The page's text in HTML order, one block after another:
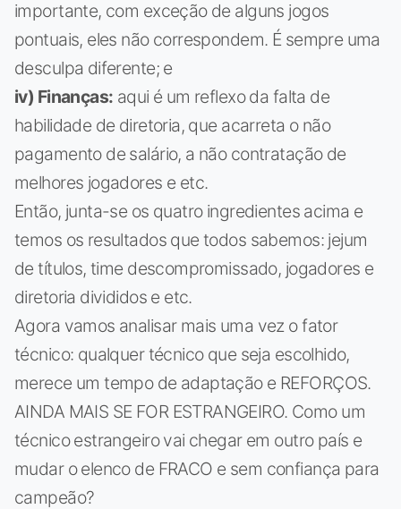
importante, com exceção de alguns jogos
pontuais, eles não correspondem. É sempre uma
desculpa diferente; e
iv) Finanças: aqui é um reflexo da falta de
habilidade de diretoria, que acarreta o não
pagamento de salário, a não contratação de
melhores jogadores e etc.
Então, junta-se os quatro ingredientes acima e
temos os resultados que todos sabemos: jejum
de títulos, time descompromissado, jogadores e
diretoria divididos e etc.
Agora vamos analisar mais uma vez o fator
técnico: qualquer técnico que seja escolhido,
merece um tempo de adaptação e REFORÇOS.
AINDA MAIS SE FOR ESTRANGEIRO. Como um
técnico estrangeiro vai chegar em outro país e
mudar o elenco de FRACO e sem confiança para
campeão?